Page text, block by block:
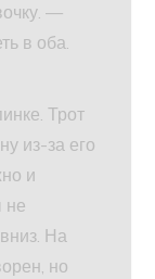
—
в оба.
Трот
из-за его
и
не
На
но